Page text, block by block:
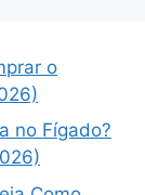
o
no Fígado?